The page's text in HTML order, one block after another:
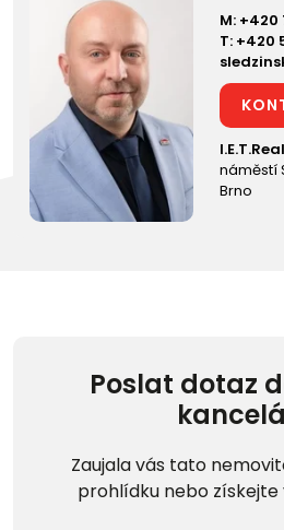
M: +420
T: +420
náměstí
Brno
Poslat dotaz
Zaujala vás tato
prohlídku nebo